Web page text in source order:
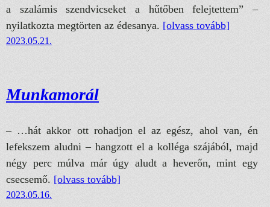
a szalámis szendvicseket a hűtőben felejtettem” –
nyilatkozta megtörten az édesanya. [olvass tovább]
2023.05.21.
Munkamorál
– …hát akkor ott rohadjon el az egész, ahol van, én
lefekszem aludni – hangzott el a kolléga szájából, majd
négy perc múlva már úgy aludt a heverőn, mint egy
csecsemő. [olvass tovább]
2023.05.16.